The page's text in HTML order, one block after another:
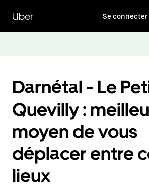
contenu
principal
Uber Se connecter
Darnétal - Le
Quevilly :
moyen de vous
déplacer entre
lieux